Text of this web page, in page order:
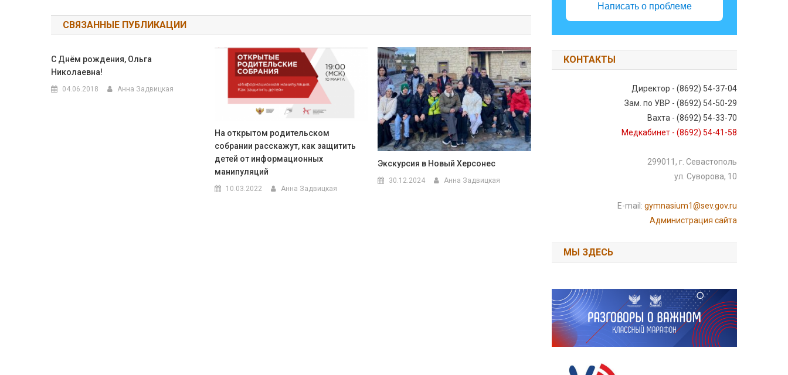
СВЯЗАННЫЕ ПУБЛИКАЦИИ
С Днём рождения, Ольга
Николаевна!
04.06.2018 Анна Задвицкая
На открытом родительском
собрании расскажут, как защитить
детей от информационных
манипуляций
10.03.2022 Анна Задвицкая
Экскурсия в Новый Херсонес
30.12.2024 Анна Задвицкая
Написать о проблеме
КОНТАКТЫ
Директор - (8692) 54-37-04
Зам. по УВР - (8692) 54-50-29
Вахта - (8692) 54-33-70
Медкабинет - (8692) 54-41-58
299011, г. Севастополь
ул. Суворова, 10
E-mail: gymnasium1@sev.gov.ru
Администрация сайта
МЫ ЗДЕСЬ